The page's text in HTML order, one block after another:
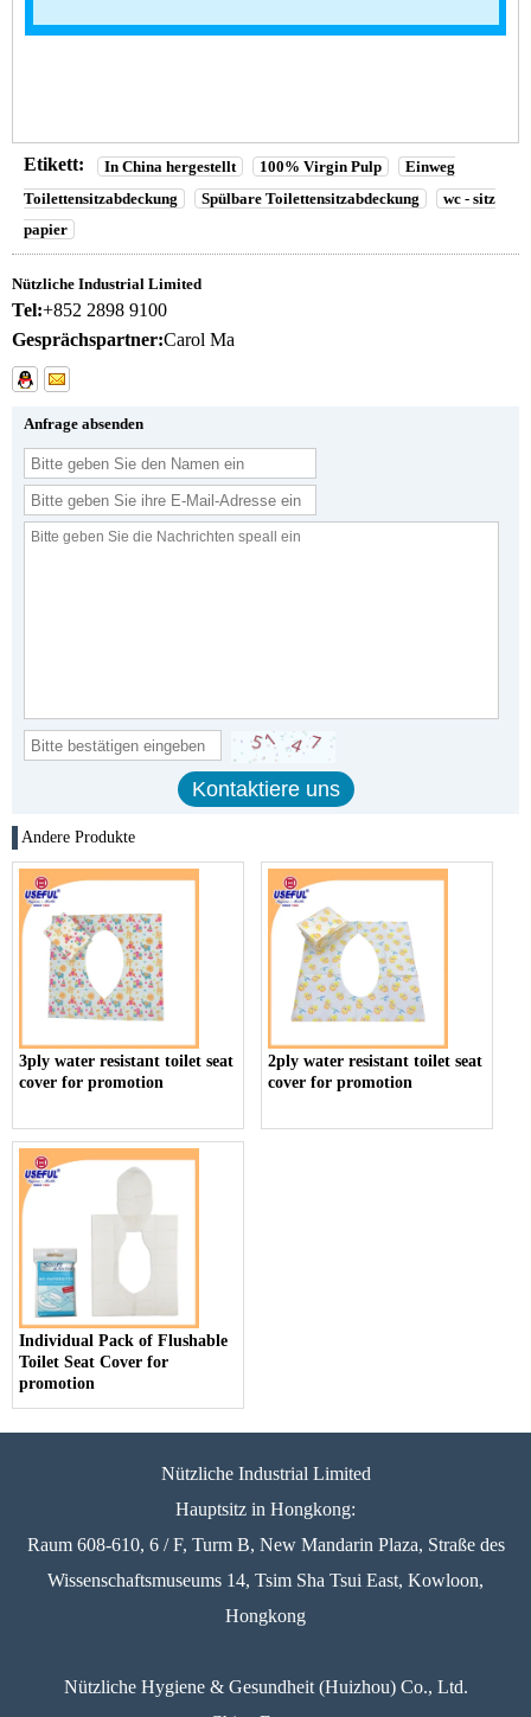
Etikett: In China hergestellt 100% Virgin Pulp
Einweg
Toilettensitzabdeckung
Spülbare Toilettensitzabdeckung
wc - sitz
papier
Nützliche Industrial Limited
Tel:+852 2898 9100
Gesprächspartner:Carol Ma
Anfrage absenden
Andere Produkte
3ply water resistant toilet seat
cover for promotion
2ply water resistant toilet seat
cover for promotion
Individual Pack of Flushable
Toilet Seat Cover for
promotion
Nützliche Industrial Limited
Hauptsitz in Hongkong:
Raum 608-610, 6 / F, Turm B, New Mandarin Plaza, Straße des
Wissenschaftsmuseums 14, Tsim Sha Tsui East, Kowloon,
Hongkong
Nützliche Hygiene & Gesundheit (Huizhou) Co., Ltd.